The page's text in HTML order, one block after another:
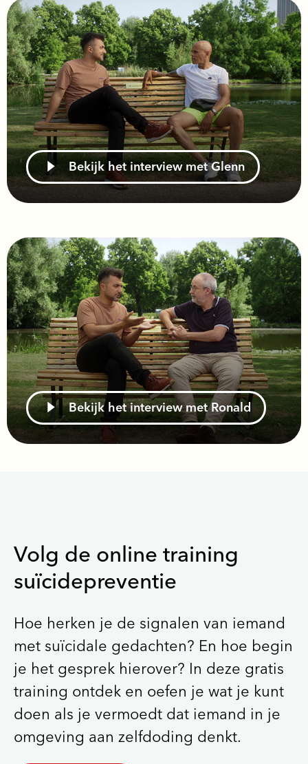
Bekijk het interview met Glenn
Bekijk het interview met Ronald
Volg de online training
suïcidepreventie
Hoe herken je de signalen van iemand
met suïcidale gedachten? En hoe begin
je het gesprek hierover? In deze gratis
training ontdek en oefen je wat je kunt
doen als je vermoedt dat iemand in je
omgeving aan zelfdoding denkt.